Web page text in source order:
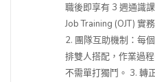
職後即享有 3 週通識
Job Training (OJT) 實
2. 團隊互助機制：每
排雙人搭配，作業過
不需單打獨鬥。 3. 轉